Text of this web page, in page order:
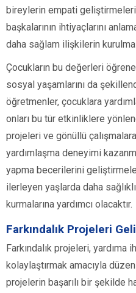
bireylerin empati
başkalarının ihtiyaçlarını
daha sağlam ilişkilerin
Çocukların bu değerleri
sosyal yaşamlarını da
öğretmenler, çocuklara
onları bu tür etkinliklere
projeleri ve gönüllü
yardımlaşma deneyimi
yapma becerilerini
ilerleyen yaşlarda daha
kurmalarına yardımcı olacaktır.
Farkındalık Projeleri
Farkındalık projeleri, yardıma
kolaylaştırmak amacıyla
projelerin başarılı bir şekilde